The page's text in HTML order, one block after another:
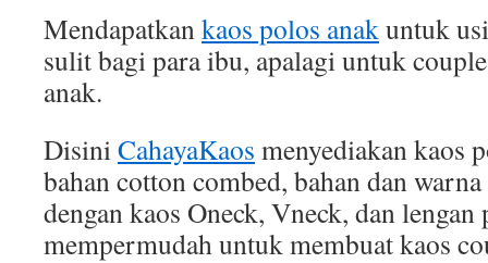
Mendapatkan kaos polos anak untuk
sulit bagi para ibu, apalagi untuk
anak.
Disini CahayaKaos menyediakan kaos
bahan cotton combed, bahan dan
dengan kaos Oneck, Vneck, dan
mempermudah untuk membuat kaos